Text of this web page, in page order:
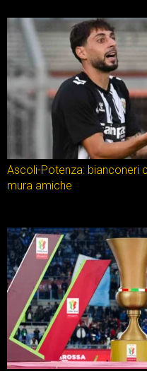
Ascoli-Potenza: bianconeri
mura amiche